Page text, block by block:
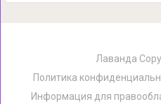
Лаванда
Политика
Информация для